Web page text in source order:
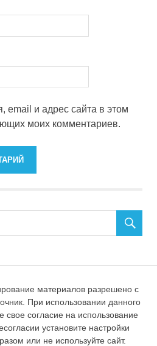
email и адрес сайта в этом
моих комментариев.
материалов разрешено с
При использовании данного
свое согласие на использование
установите настройки
или не используйте сайт.